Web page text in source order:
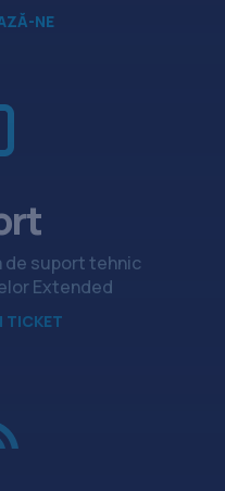
NE
de suport tehnic
Extended
TICKET